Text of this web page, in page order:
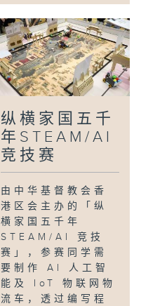
纵横家国五千
年STEAM/AI
竞技赛
由中华基督教会香
港区会主办的「纵
横家国五千年
STEAM/AI 竞技
赛」，参赛同学需
要制作 AI 人工智
能及 IoT 物联网物
流车，透过编写程